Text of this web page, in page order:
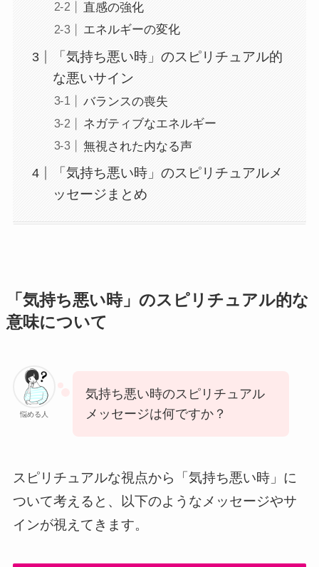
直感の強化
エネルギーの変化
「気持ち悪い時」のスピリチュアル的
な悪いサイン
バランスの喪失
ネガティブなエネルギー
無視された内なる声
「気持ち悪い時」のスピリチュアルメ
ッセージまとめ
「気持ち悪い時」のスピリチュアル的な
意味について
悩める人
気持ち悪い時のスピリチュアル
メッセージは何ですか？
スピリチュアルな視点から「気持ち悪い時」に
ついて考えると、以下のようなメッセージやサ
インが視えてきます。